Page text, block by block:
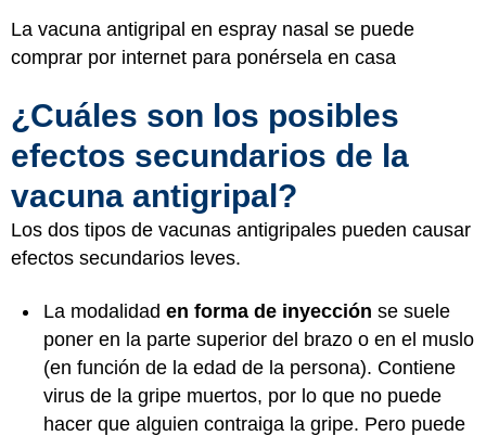
La vacuna antigripal en espray nasal se puede
comprar por internet para ponérsela en casa
¿Cuáles son los posibles
efectos secundarios de la
vacuna antigripal?
Los dos tipos de vacunas antigripales pueden causar
efectos secundarios leves.
La modalidad en forma de inyección se suele
poner en la parte superior del brazo o en el muslo
(en función de la edad de la persona). Contiene
virus de la gripe muertos, por lo que no puede
hacer que alguien contraiga la gripe. Pero puede